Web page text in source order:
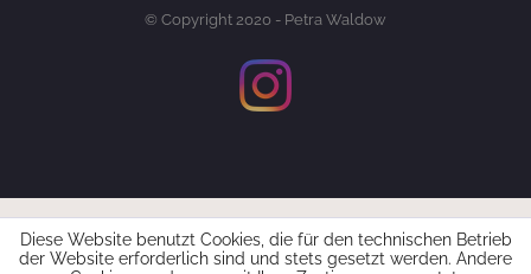
© Copyright 2020 - Petra Waldow
Diese Website benutzt Cookies, die für den technischen Betrieb
der Website erforderlich sind und stets gesetzt werden. Andere